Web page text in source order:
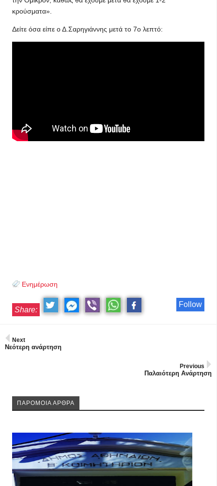
κρούσματα».
Δείτε όσα είπε ο Δ.Σαρηγιάννης μετά το 7ο λεπτό:
Ενημέρωση
Follow
Share:
Next
Νεότερη ανάρτηση
Previous
Παλαιότερη Ανάρτηση
ΠΑΡΟΜΟΙΑ ΑΡΘΡΑ